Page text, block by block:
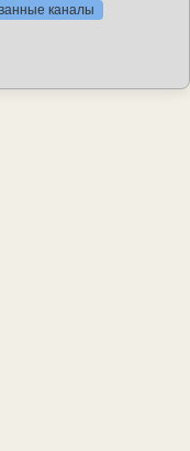
каналы